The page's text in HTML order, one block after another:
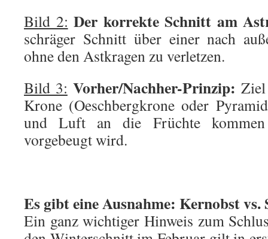
Bild 2: Der korrekte Schnitt am
schräger Schnitt über einer nach
ohne den Astkragen zu verletzen.
Bild 3: Vorher/Nachher-Prinzip:
Krone (Oeschbergkrone oder
und Luft an die Früchte kommen
vorgebeugt wird.
Es gibt eine Ausnahme: Kernobst vs.
Ein ganz wichtiger Hinweis zum